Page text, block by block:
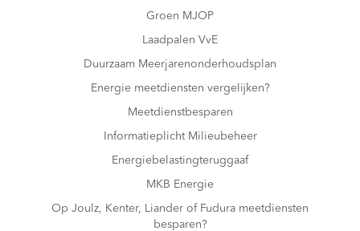
Groen MJOP
Laadpalen VvE
Duurzaam Meerjarenonderhoudsplan
Energie meetdiensten vergelijken?
Meetdienstbesparen
Informatieplicht Milieubeheer
Energiebelastingteruggaaf
MKB Energie
Op Joulz, Kenter, Liander of Fudura meetdiensten
besparen?